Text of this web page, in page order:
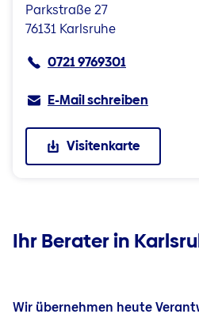
Parkstraße 27
76131 Karlsruhe
0721 9769301
E-Mail schreiben
Visitenkarte
Ihr Berater in
Wir übernehmen heute